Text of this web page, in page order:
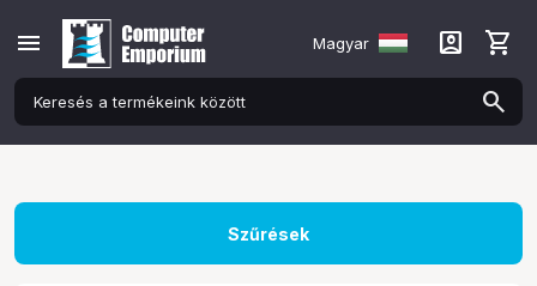
menu Magyar account_box shopping_cart
Szűrések